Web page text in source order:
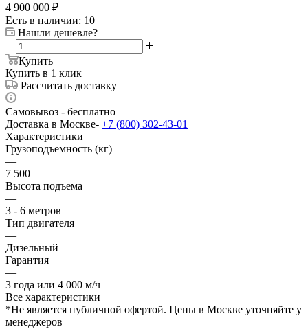
4 900 000 ₽
Есть в наличии: 10
Нашли дешевле?
Купить
Купить в 1 клик
Рассчитать доставку
Самовывоз - бесплатно
Доставка в Москве- +7 (800) 302-43-01
Характеристики
Грузоподъемность (кг)
—
7 500
Высота подъема
—
3 - 6 метров
Тип двигателя
—
Дизельный
Гарантия
—
3 года или 4 000 м/ч
Все характеристики
*Не является публичной офертой. Цены в Москве уточняйте у
менеджеров